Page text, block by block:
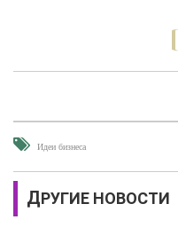
Идеи бизнеса
ДРУГИЕ НОВОСТИ